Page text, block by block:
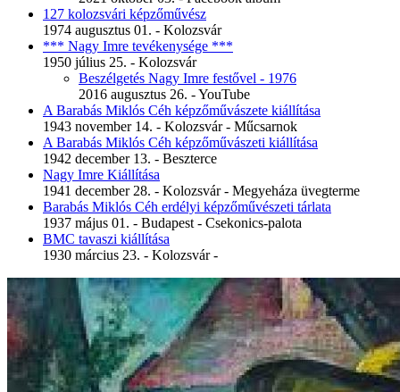
127 kolozsvári képzőművész
1974 augusztus 01. - Kolozsvár
*** Nagy Imre tevékenysége ***
1950 július 25. - Kolozsvár
Beszélgetés Nagy Imre festővel - 1976
2016 augusztus 26. - YouTube
A Barabás Miklós Céh képzőművászete kiállítása
1943 november 14. - Kolozsvár - Műcsarnok
A Barabás Miklós Céh képzőművászeti kiállítása
1942 december 13. - Beszterce
Nagy Imre Kiállítása
1941 december 28. - Kolozsvár - Megyeháza üvegterme
Barabás Miklós Céh erdélyi képzőművészeti tárlata
1937 május 01. - Budapest - Csekonics-palota
BMC tavaszi kiállítása
1930 március 23. - Kolozsvár -